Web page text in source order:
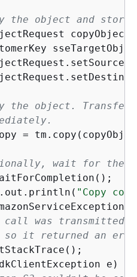
the object and store
the object.
=
wait for the
"Copy
was transmitted
it returned an error
e)